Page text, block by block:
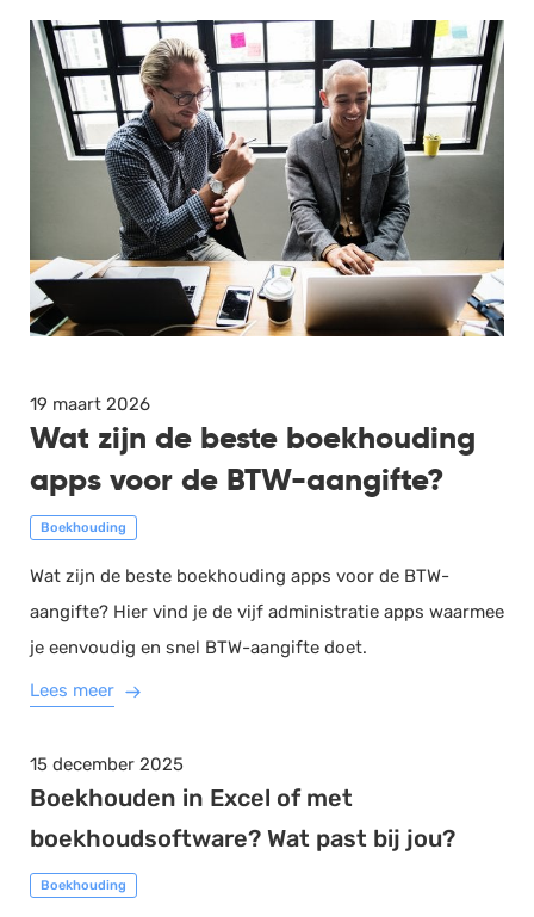
19 maart 2026
Wat zijn de beste boekhouding
apps voor de BTW-aangifte?
Boekhouding
Wat zijn de beste boekhouding apps voor de BTW-
aangifte? Hier vind je de vijf administratie apps waarmee
je eenvoudig en snel BTW-aangifte doet.
Lees meer
15 december 2025
Boekhouden in Excel of met
boekhoudsoftware? Wat past bij jou?
Boekhouding